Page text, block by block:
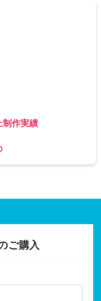
制作実績
ご購入